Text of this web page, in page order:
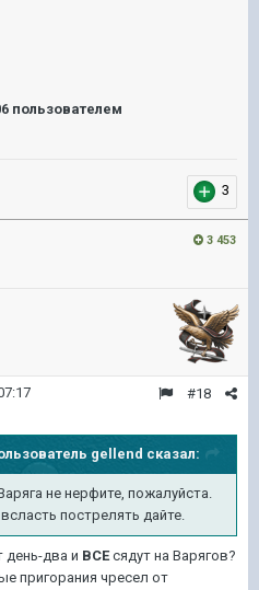
пользователем
3
3 453
#18
gellend сказал:
не нерфите, пожалуйста.
пострелять дайте.
день-два и ВСЕсядут на Варягов?
пригорания чресел от